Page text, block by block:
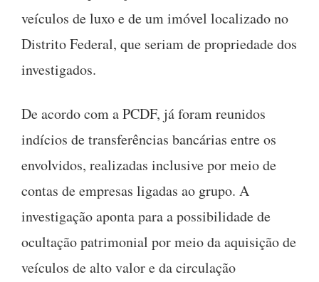
veículos de luxo e de um imóvel localizado no
Distrito Federal, que seriam de propriedade dos
investigados.
De acordo com a PCDF, já foram reunidos
indícios de transferências bancárias entre os
envolvidos, realizadas inclusive por meio de
contas de empresas ligadas ao grupo. A
investigação aponta para a possibilidade de
ocultação patrimonial por meio da aquisição de
veículos de alto valor e da circulação